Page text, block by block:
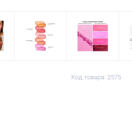
Код товара: 2575